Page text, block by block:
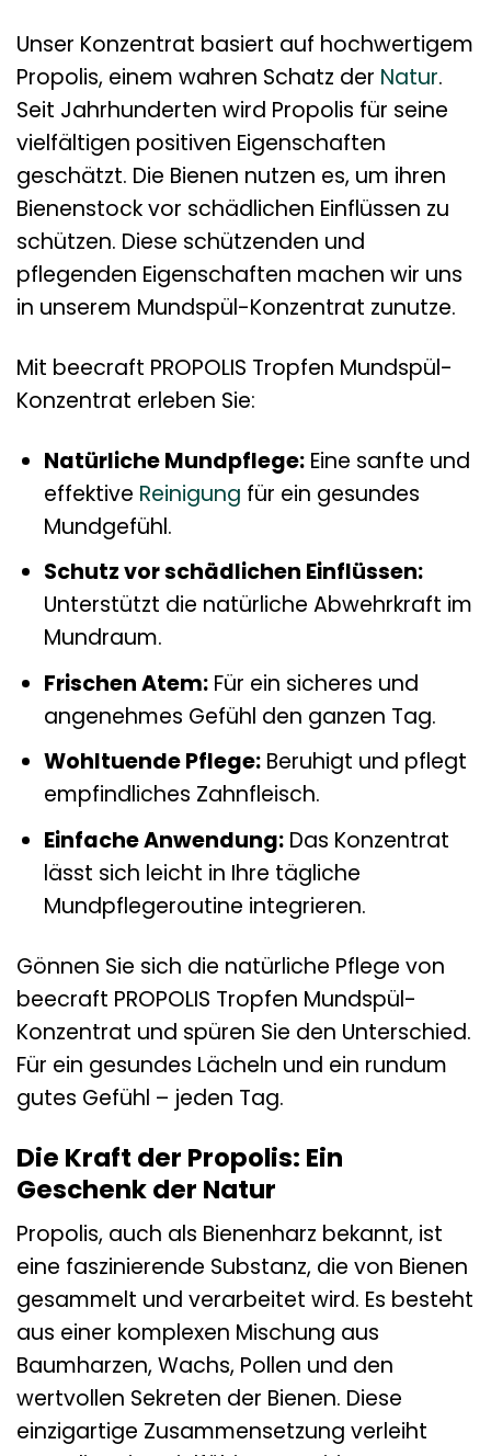
Unser Konzentrat basiert auf hochwertigem
Propolis, einem wahren Schatz der Natur.
Seit Jahrhunderten wird Propolis für seine
vielfältigen positiven Eigenschaften
geschätzt. Die Bienen nutzen es, um ihren
Bienenstock vor schädlichen Einflüssen zu
schützen. Diese schützenden und
pflegenden Eigenschaften machen wir uns
in unserem Mundspül-Konzentrat zunutze.
Mit beecraft PROPOLIS Tropfen Mundspül-
Konzentrat erleben Sie:
Natürliche Mundpflege:Eine sanfte und
effektive Reinigung für ein gesundes
Mundgefühl.
Schutz vor schädlichen Einflüssen:
Unterstützt die natürliche Abwehrkraft im
Mundraum.
Frischen Atem:Für ein sicheres und
angenehmes Gefühl den ganzen Tag.
Wohltuende Pflege:Beruhigt und pflegt
empfindliches Zahnfleisch.
Einfache Anwendung:Das Konzentrat
lässt sich leicht in Ihre tägliche
Mundpflegeroutine integrieren.
Gönnen Sie sich die natürliche Pflege von
beecraft PROPOLIS Tropfen Mundspül-
Konzentrat und spüren Sie den Unterschied.
Für ein gesundes Lächeln und ein rundum
gutes Gefühl – jeden Tag.
Die Kraft der Propolis: Ein
Geschenk der Natur
Propolis, auch als Bienenharz bekannt, ist
eine faszinierende Substanz, die von Bienen
gesammelt und verarbeitet wird. Es besteht
aus einer komplexen Mischung aus
Baumharzen, Wachs, Pollen und den
wertvollen Sekreten der Bienen. Diese
einzigartige Zusammensetzung verleiht